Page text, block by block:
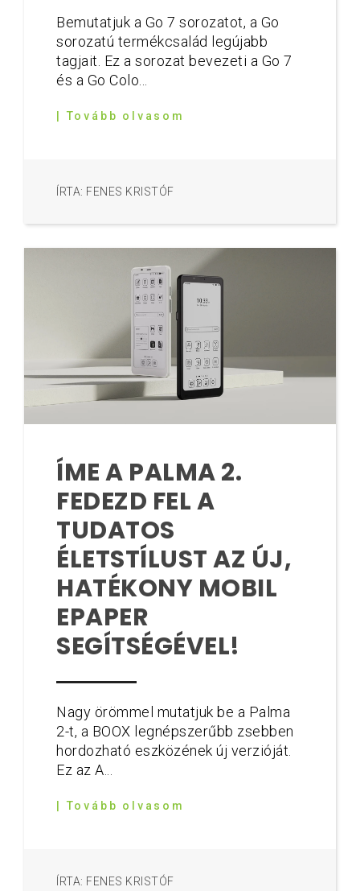
Bemutatjuk a Go 7 sorozatot, a Go
sorozatú termékcsalád legújabb
tagjait. Ez a sorozat bevezeti a Go 7
és a Go Colo...
| Tovább olvasom
ÍRTA: FENES KRISTÓF
ÍME A PALMA 2.
FEDEZD FEL A
TUDATOS
ÉLETSTÍLUST AZ ÚJ,
HATÉKONY MOBIL
EPAPER
SEGÍTSÉGÉVEL!
Nagy örömmel mutatjuk be a Palma
2-t, a BOOX legnépszerűbb zsebben
hordozható eszközének új verzióját.
Ez az A...
| Tovább olvasom
ÍRTA: FENES KRISTÓF